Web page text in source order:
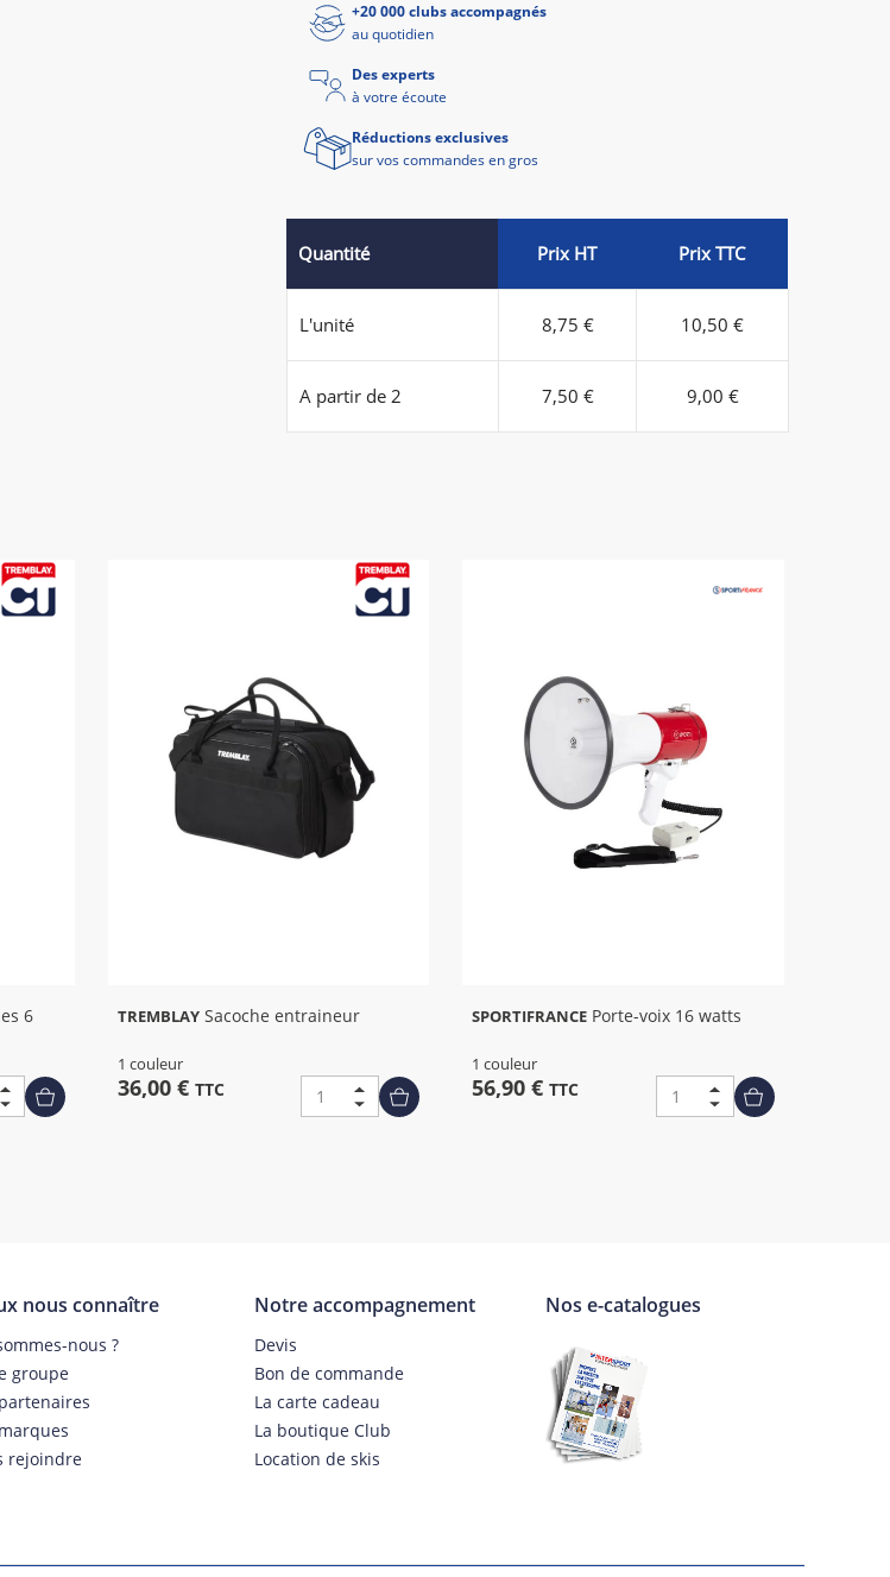
+20 000 clubs accompagnés
au quotidien
Des experts
à votre écoute
Réductions exclusives
sur vos commandes en gros
Quantité Prix HT Prix TTC
L'unité 8,75 € 10,50 €
A partir de 2 7,50 € 9,00 €
6 TREMBLAY Sacoche entraineur
1 couleur
36,00 € TTC
SPORTIFRANCE Porte-voix 16 watts
1 couleur
56,90 €TTC
nous connaître
nous ?
groupe
rejoindre
Notre accompagnement
Devis
Bon de commande
La carte cadeau
La boutique Club
Location de skis
Nos e-catalogues